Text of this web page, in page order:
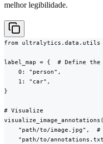
melhor legibilidade.
from ultralytics.data.utils
label_map = {  # Define
    0: "person",
    1: "car",
}
# Visualize
visualize_image_annotations(
"path/to/image.jpg",  #
"path/to/